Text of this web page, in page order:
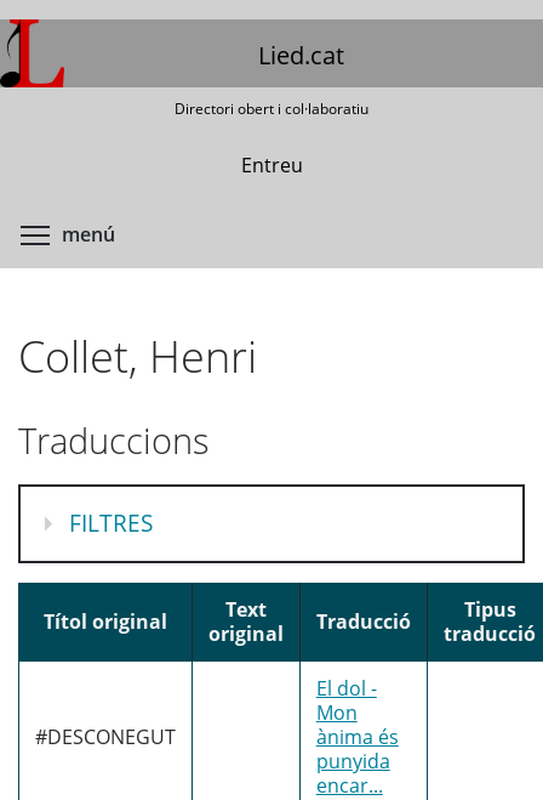
Vés
al
contingut
Lied.cat
Directori obert i col·laboratiu
Entreu
menú
Collet, Henri
Traduccions
MOSTRA
FILTRES
Títol original
Text
original
Traducció
Tipus
traducció
#DESCONEGUT
El dol -
Mon
ànima és
punyida
encar...